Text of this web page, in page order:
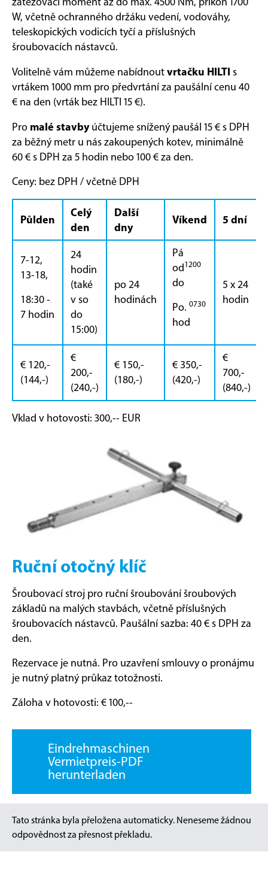
W, včetně ochranného držáku vedení, vodováhy,
teleskopických vodicích tyčí a příslušných
šroubovacích nástavců.
Volitelně vám můžeme nabídnoutvrtačku HILTI s
vrtákem 1000 mm pro předvrtání za paušální cenu 40
€ na den (vrták bez HILTI 15 €).
Pro malé stavbyúčtujeme snížený paušál 15 € s DPH
za běžný metr u nás zakoupených kotev, minimálně
60 € s DPH za 5 hodin nebo 100 € za den.
Ceny: bez DPH / včetně DPH
Půlden
Celý
den
Další
dny
Víkend 5 dní
7-12,
13-18,
18:30 -
7 hodin
24
hodin
(také
v so
do
15:00)
po 24
hodinách
Pá
od1200
do
Po. 0730
hod
5 x 24
hodin
€ 120,-
(144,-)
€
200,-
(240,-)
€ 150,-
(180,-)
€ 350,-
(420,-)
€
700,-
(840,-)
Vklad v hotovosti: 300,-- EUR
Ruční otočný klíč
Šroubovací stroj pro ruční šroubování šroubových
základů na malých stavbách, včetně příslušných
šroubovacích nástavců. Paušální sazba: 40 € s DPH za
den.
Rezervace je nutná. Pro uzavření smlouvy o pronájmu
je nutný platný průkaz totožnosti.
Záloha v hotovosti: € 100,--
Eindrehmaschinen
Vermietpreis-PDF
herunterladen
Tato stránka byla přeložena automaticky. Neneseme žádnou
odpovědnost za přesnost překladu.